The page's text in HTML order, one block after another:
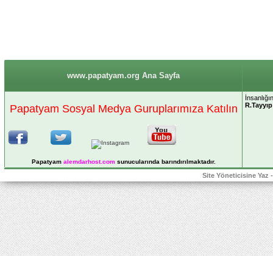
www.papatyam.org Ana Sayfa
Papatyam Sosyal Medya Guruplarımıza Katılın
Papatyam alemdarhost.comsunucularında barındırılmaktadır.
Site Yöneticisine Yaz